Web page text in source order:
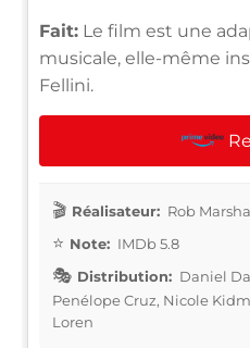
Fait: Le film est une
musicale, elle-même
Fellini.
Réalisateur: Rob
Note: IMDb 5.8
Distribution: Daniel
Penélope Cruz, Nicole
Loren